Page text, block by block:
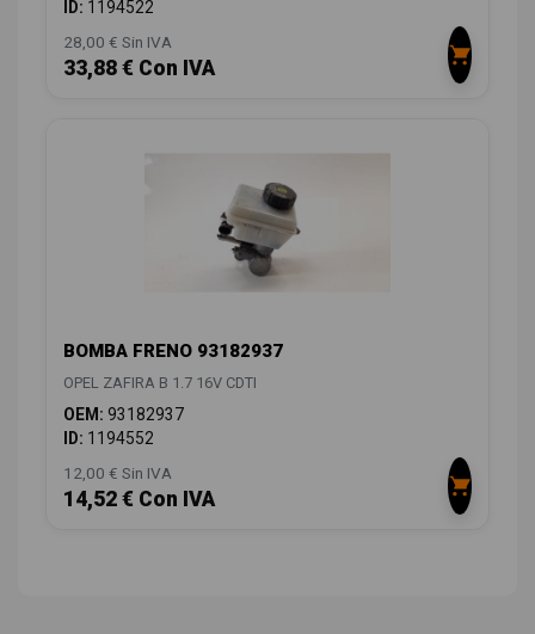
ID: 1194522
28,00 € Sin IVA
33,88 € Con IVA
BOMBA FRENO 93182937
OPEL ZAFIRA B 1.7 16V CDTI
OEM: 93182937
ID: 1194552
12,00 € Sin IVA
14,52 € Con IVA